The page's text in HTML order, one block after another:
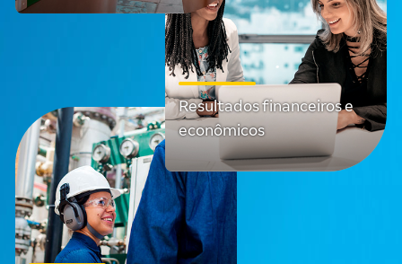
Resultados financeiros e
econômicos